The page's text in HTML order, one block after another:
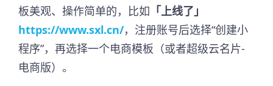
板美观、操作简单的，比如 「上线了」
https://www.sxl.cn/，注册账号后选择“创建小
程序”，再选择一个电商模板（或者超级云名片-
电商版）。